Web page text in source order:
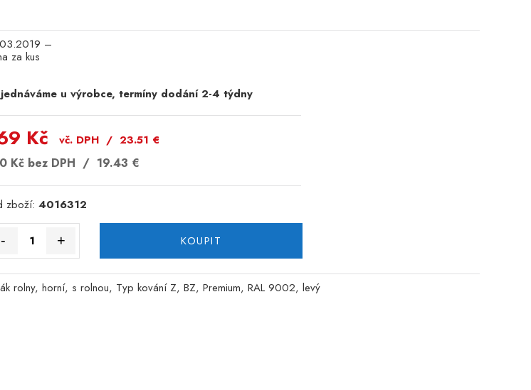
–
za kus
u výrobce, termíny dodání 2-4 týdny
Kč vč. DPH / 23.51 €
Kč bez DPH / 19.43 €
zboží: 4016312
- + KOUPIT
rolny, horní, s rolnou, Typ kování Z, BZ, Premium, RAL 9002, levý